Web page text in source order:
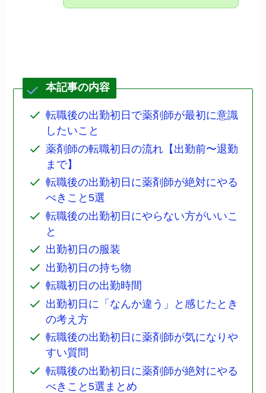
本記事の内容
転職後の出勤初日で薬剤師が最初に意識
したいこと
薬剤師の転職初日の流れ【出勤前〜退勤
まで】
転職後の出勤初日に薬剤師が絶対にやる
べきこと5選
転職後の出勤初日にやらない方がいいこ
と
出勤初日の服装
出勤初日の持ち物
転職初日の出勤時間
出勤初日に「なんか違う」と感じたとき
の考え方
転職後の出勤初日に薬剤師が気になりや
すい質問
転職後の出勤初日に薬剤師が絶対にやる
べきこと5選まとめ